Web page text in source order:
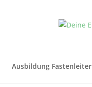
Ausbildung Fastenleiter